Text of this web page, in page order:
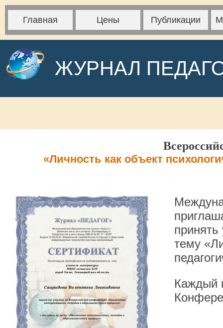
Главная Цены Публикации
ЖУРНАЛ
«Личность как объект
тему
Каждый